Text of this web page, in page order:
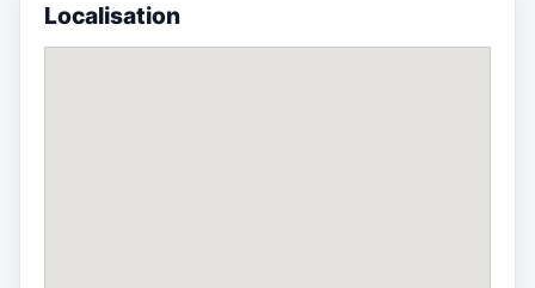
Localisation